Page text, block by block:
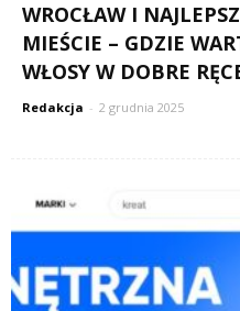
WROCŁAW I
MIEŚCIE – GDZIE
WŁOSY W DOBRE
Redakcja - 2 grudnia 2025